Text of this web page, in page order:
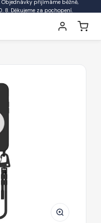
Objednávky přijímáme běžně,
8. Děkujeme za pochopení.